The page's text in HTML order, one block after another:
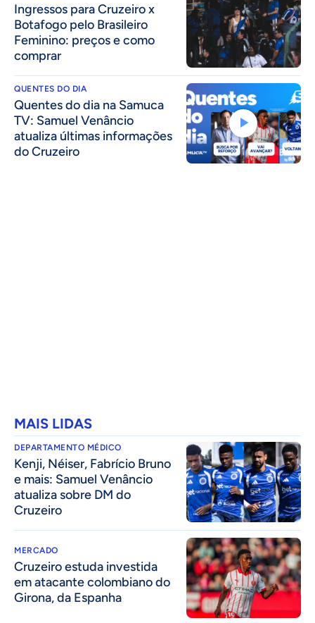
Ingressos para Cruzeiro x
Botafogo pelo Brasileiro
Feminino: preços e como
comprar
QUENTES DO DIA
Quentes do dia na Samuca
TV: Samuel Venâncio
atualiza últimas informações
do Cruzeiro
MAIS LIDAS
DEPARTAMENTO MÉDICO
Kenji, Néiser, Fabrício Bruno
e mais: Samuel Venâncio
atualiza sobre DM do
Cruzeiro
MERCADO
Cruzeiro estuda investida
em atacante colombiano do
Girona, da Espanha